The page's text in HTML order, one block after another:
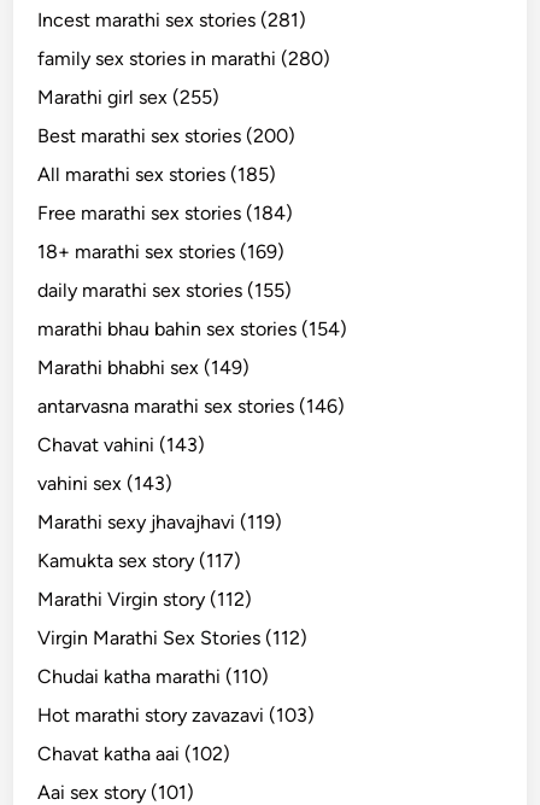
Incest marathi sex stories (281)
family sex stories in marathi (280)
Marathi girl sex (255)
Best marathi sex stories (200)
All marathi sex stories (185)
Free marathi sex stories (184)
18+ marathi sex stories (169)
daily marathi sex stories (155)
marathi bhau bahin sex stories (154)
Marathi bhabhi sex (149)
antarvasna marathi sex stories (146)
Chavat vahini (143)
vahini sex (143)
Marathi sexy jhavajhavi (119)
Kamukta sex story (117)
Marathi Virgin story (112)
Virgin Marathi Sex Stories (112)
Chudai katha marathi (110)
Hot marathi story zavazavi (103)
Chavat katha aai (102)
Aai sex story (101)